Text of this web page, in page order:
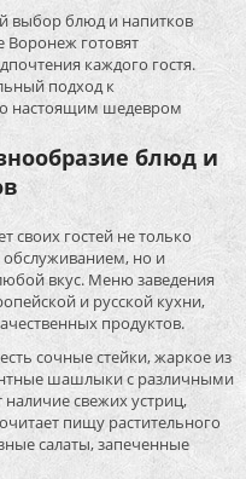
выбор блюд и напитков
Воронеж готовят
каждого гостя.
подход к
настоящим шедевром
блюд и
своих гостей не только
но и
вкус. Меню заведения
и русской кухни,
продуктов.
сочные стейки, жаркое из
шашлыки с различными
свежих устриц,
пищу растительного
салаты, запеченные